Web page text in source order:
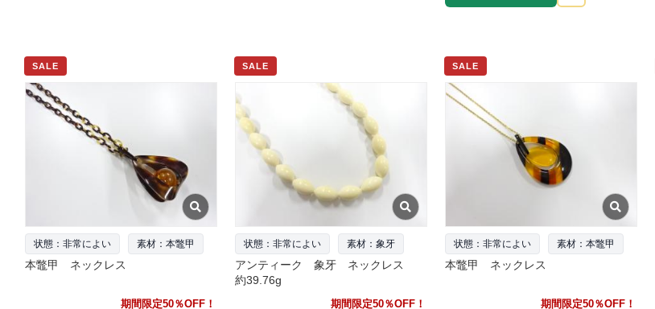
SALE
状態：非常によい 素材：本鼈甲
本鼈甲 ネックレス
期間限定50％OFF！
SALE
状態：非常によい 素材：象牙
アンティーク 象牙 ネックレス
約39.76g
期間限定50％OFF！
SALE
状態：非常によい 素材：本鼈甲
本鼈甲 ネックレス
期間限定50％OFF！